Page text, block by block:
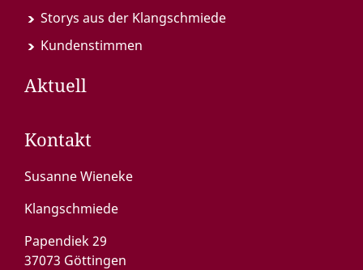
Storys aus der Klangschmiede
Kundenstimmen
Aktuell
Kontakt
Susanne Wieneke
Klangschmiede
Papendiek 29
37073 Göttingen